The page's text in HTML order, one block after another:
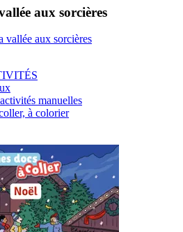
aux sorcières
vallée aux sorcières
manuelles
à colorier